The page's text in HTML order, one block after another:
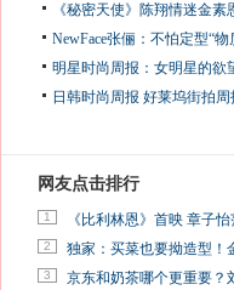
《秘密天使》陈翔情迷金素
NewFace张俪：不怕定型“物
明星时尚周报：女明星的欲
日韩时尚周报 好莱坞街拍周
网友点击排行
1 《比利林恩》首映 章子
2 独家：买菜也要拗造型！
3 京东和奶茶哪个更重要？